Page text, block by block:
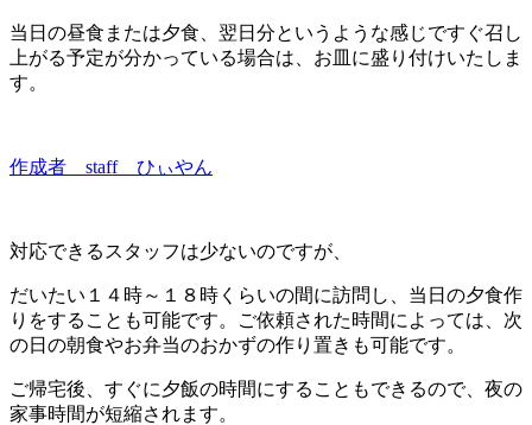
当日の昼食または夕食、翌日分というような感じですぐ召し
上がる予定が分かっている場合は、お皿に盛り付けいたしま
す。
作成者 staff ひぃやん
対応できるスタッフは少ないのですが、
だいたい１４時～１８時くらいの間に訪問し、当日の夕食作
りをすることも可能です。ご依頼された時間によっては、次
の日の朝食やお弁当のおかずの作り置きも可能です。
ご帰宅後、すぐに夕飯の時間にすることもできるので、夜の
家事時間が短縮されます。